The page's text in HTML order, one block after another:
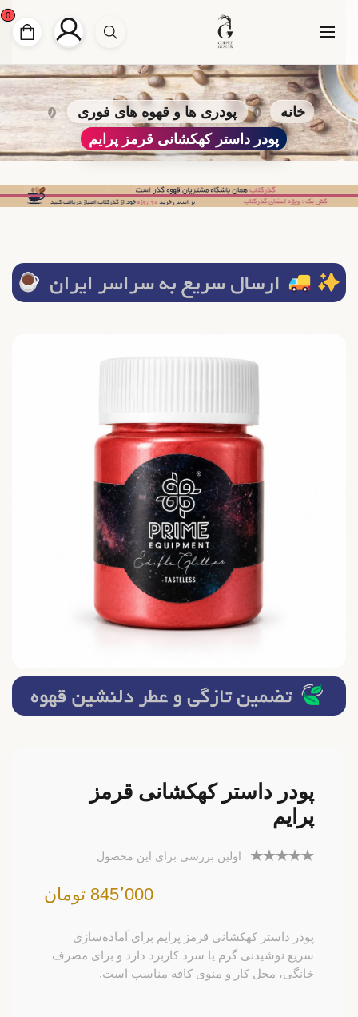
خانه
پودری ها و قهوه های فوری
پودر داستر کهکشانی قرمز پرایم
پودر داستر کهکشانی قرمز
پرایم
اولین بررسی برای این محصول
845٬000 تومان
پودر داستر کهکشانی قرمز پرایم برای آماده‌سازی
سریع نوشیدنی گرم یا سرد کاربرد دارد و برای مصرف
خانگی، محل کار و منوی کافه مناسب است.